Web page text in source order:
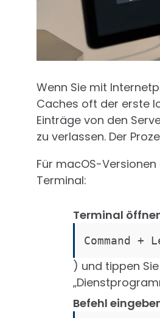
Wenn Sie mit
Caches oft der erste
Einträge von den
zu verlassen. Der
Für macOS-
Terminal:
Terminal
Command +
) und tippen
Befehl